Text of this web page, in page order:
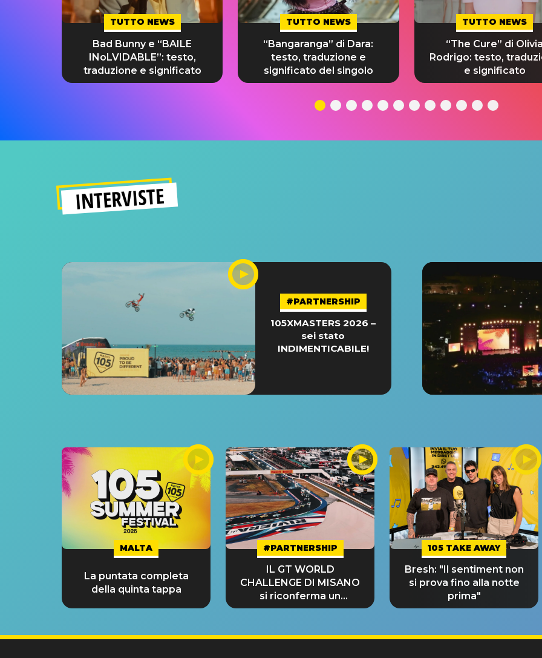
TUTTO NEWS
Bad Bunny e “BAILE
INoLVIDABLE”: testo,
traduzione e significato
TUTTO NEWS
“Bangaranga” di Dara:
testo, traduzione e
significato del singolo
TUTTO NEWS
“The Cure” di Olivia
Rodrigo: testo,
e significato
INTERVISTE
#PARTNERSHIP
105XMASTERS 2026 –
sei stato
INDIMENTICABILE!
MALTA
La puntata completa
della quinta tappa
#PARTNERSHIP
IL GT WORLD
CHALLENGE DI MISANO
si riconferma un
GRANDE SUCCESSO!
105 TAKE AWAY
Bresh: "Il sentiment non
si prova fino alla notte
prima"